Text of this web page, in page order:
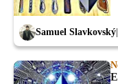
Samuel Slavkovský